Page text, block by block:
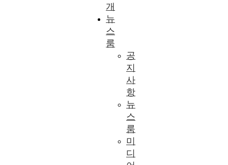
개
뉴
스
룸
공
지
사
항
뉴
스
룸
미
디